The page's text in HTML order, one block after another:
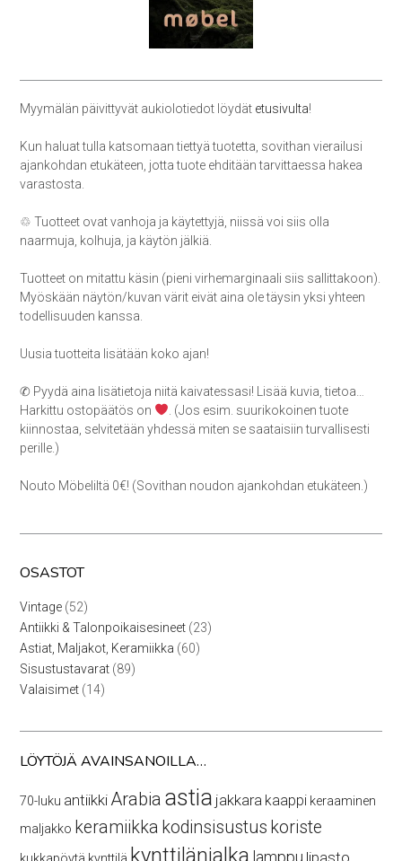
Myymälän päivittyvät aukiolotiedot löydät etusivulta!
Kun haluat tulla katsomaan tiettyä tuotetta, sovithan vierailusi
ajankohdan etukäteen, jotta tuote ehditään tarvittaessa hakea
varastosta.
♲ Tuotteet ovat vanhoja ja käytettyjä, niissä voi siis olla
naarmuja, kolhuja, ja käytön jälkiä.
Tuotteet on mitattu käsin (pieni virhemarginaali siis sallittakoon).
Myöskään näytön/kuvan värit eivät aina ole täysin yksi yhteen
todellisuuden kanssa.
Uusia tuotteita lisätään koko ajan!
✆ Pyydä aina lisätietoja niitä kaivatessasi! Lisää kuvia, tietoa…
Harkittu ostopäätös on
. (Jos esim. suurikokoinen tuote
kiinnostaa, selvitetään yhdessä miten se saataisiin turvallisesti
perille.)
Nouto Möbeliltä 0€! (Sovithan noudon ajankohdan etukäteen.)
OSASTOT
Vintage 5252
tuotetta
Antiikki & Talonpoikaisesineet 2323
Astiat, Maljakot, Keramiikka 6060
Sisustustavarat 8989
Valaisimet 1414
LÖYTÖJÄ AVAINSANOILLA…
70-luku antiikki Arabia astia jakkara kaappi keraaminen
maljakko keramiikka kodinsisustus koriste
kynttilänjalka lamppu lipasto